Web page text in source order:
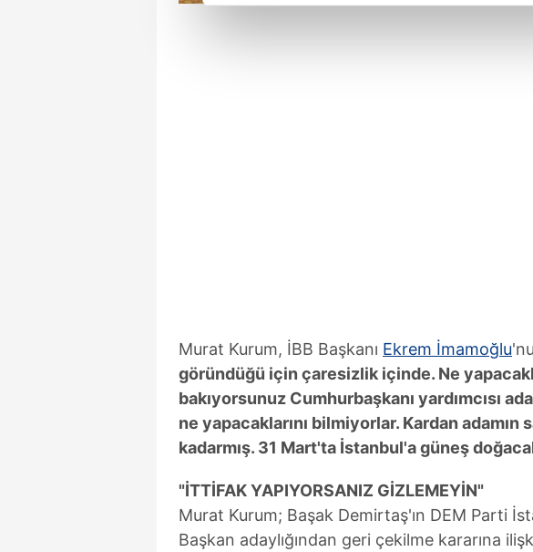
Murat Kurum, İBB Başkanı Ekrem İmamoğlu
göründüğü için çaresizlik içinde. Ne
bakıyorsunuz Cumhurbaşkanı yardımcısı
ne yapacaklarını bilmiyorlar. Kardan adamın
kadarmış. 31 Mart'ta İstanbul'a güneş
"İTTİFAK YAPIYORSANIZ GİZLEMEYİN"
Murat Kurum; Başak Demirtaş'ın DEM Parti
Başkan adaylığından geri çekilme kararına